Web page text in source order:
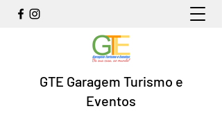
GTE Garagem Turismo e
Eventos